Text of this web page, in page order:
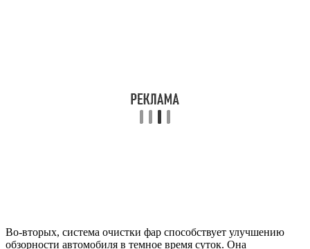
Во-вторых, система очистки фар способствует улучшению
обзорности автомобиля в темное время суток. Она